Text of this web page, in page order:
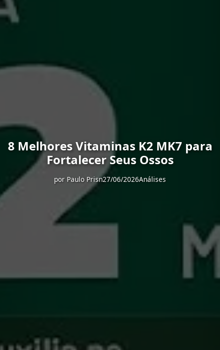
8 Melhores Vitaminas K2 MK7 para
Fortalecer Seus Ossos
por Paulo Prisn27/06/2026Análises